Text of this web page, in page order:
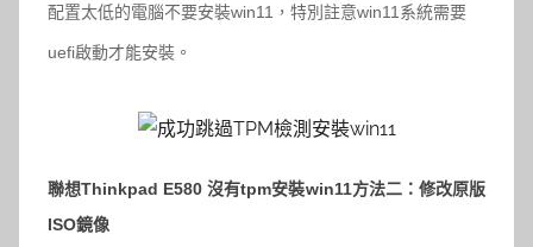
配置太低的電腦不要安裝win11，特別註意win11系統需要
uefi啟動才能安裝。
聯想Thinkpad E580 沒有tpm安裝win11方法二：修改原版
ISO鏡像